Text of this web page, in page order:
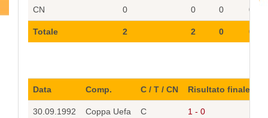
CN 0 0 0 0
Totale 2 2 0 0
Data Comp. C / T / CN Risultato finale
30.09.1992 Coppa Uefa C 1 - 0